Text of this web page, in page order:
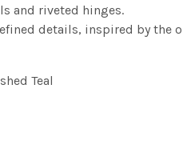
and riveted hinges.
details, inspired by the
Teal